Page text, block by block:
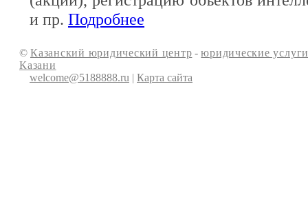
и пр. Подробнее
© Казанский юридический центр -юридические
Казани
welcome@5188888.ru | Карта сайта